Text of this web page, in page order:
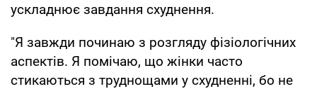
ускладнює завдання схуднення.
"Я завжди починаю з розгляду фізіологічних
аспектів. Я помічаю, що жінки часто
стикаються з труднощами у схудненні, бо не